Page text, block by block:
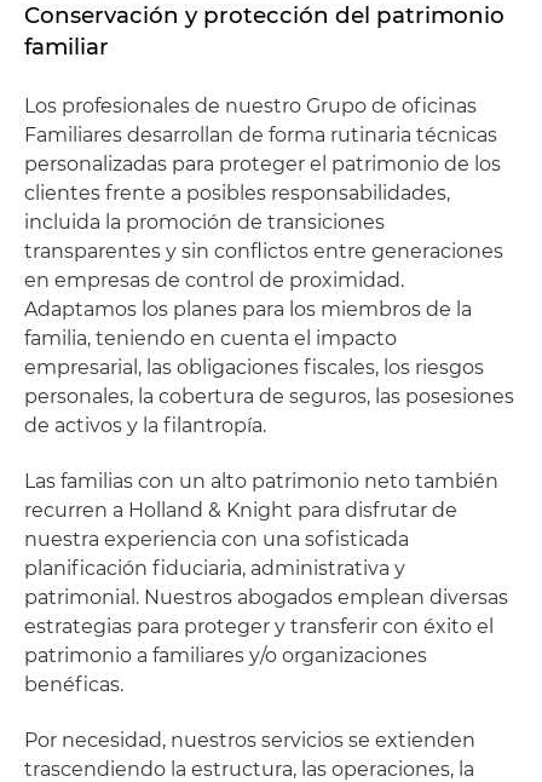
Conservación y protección del patrimonio
familiar
Los profesionales de nuestro Grupo de oficinas
Familiares desarrollan de forma rutinaria técnicas
personalizadas para proteger el patrimonio de los
clientes frente a posibles responsabilidades,
incluida la promoción de transiciones
transparentes y sin conflictos entre generaciones
en empresas de control de proximidad.
Adaptamos los planes para los miembros de la
familia, teniendo en cuenta el impacto
empresarial, las obligaciones fiscales, los riesgos
personales, la cobertura de seguros, las posesiones
de activos y la filantropía.
Las familias con un alto patrimonio neto también
recurren a Holland & Knight para disfrutar de
nuestra experiencia con una sofisticada
planificación fiduciaria, administrativa y
patrimonial. Nuestros abogados emplean diversas
estrategias para proteger y transferir con éxito el
patrimonio a familiares y/o organizaciones
benéficas.
Por necesidad, nuestros servicios se extienden
trascendiendo la estructura, las operaciones, la